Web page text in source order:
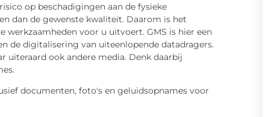
op beschadigingen aan de fysieke
dan de gewenste kwaliteit. Daarom is het
werkzaamheden voor u uitvoert. GMS is hier een
de digitalisering van uiteenlopende datadragers.
uiteraard ook andere media. Denk daarbij